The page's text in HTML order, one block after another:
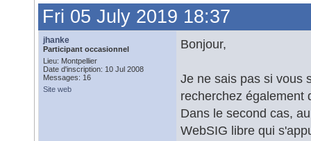
Fri 05 July 2019 18:37
jhanke
Participant occasionnel
Lieu: Montpellier
Date d'inscription: 10 Jul 2008
Messages: 16
Site web
Bonjour,
Je ne sais pas si vous
recherchez également
Dans le second cas,
WebSIG libre qui